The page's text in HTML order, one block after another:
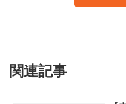
関連記事